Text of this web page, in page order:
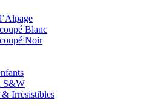
Blanc
Noir
S&W
& Irresistibles